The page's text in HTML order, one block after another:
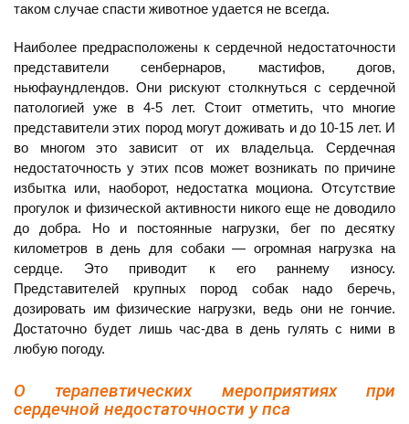
таком случае спасти животное удается не всегда.
Наиболее предрасположены к сердечной недостаточности
представители сенбернаров, мастифов, догов,
ньюфаундлендов. Они рискуют столкнуться с сердечной
патологией уже в 4-5 лет. Стоит отметить, что многие
представители этих пород могут доживать и до 10-15 лет. И
во многом это зависит от их владельца. Сердечная
недостаточность у этих псов может возникать по причине
избытка или, наоборот, недостатка моциона. Отсутствие
прогулок и физической активности никого еще не доводило
до добра. Но и постоянные нагрузки, бег по десятку
километров в день для собаки — огромная нагрузка на
сердце. Это приводит к его раннему износу.
Представителей крупных пород собак надо беречь,
дозировать им физические нагрузки, ведь они не гончие.
Достаточно будет лишь час-два в день гулять с ними в
любую погоду.
О терапевтических мероприятиях при
сердечной недостаточности у пса